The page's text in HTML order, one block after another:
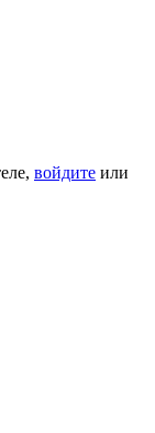
войдите или